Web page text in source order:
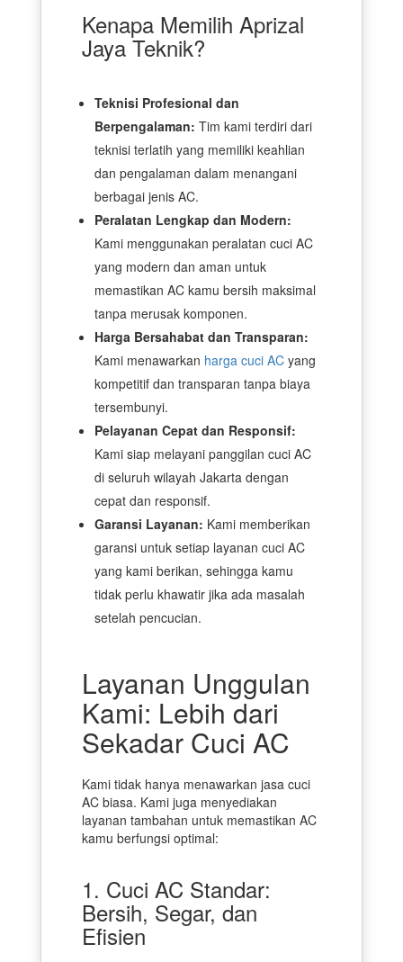
Kenapa Memilih Aprizal
Jaya Teknik?
Teknisi Profesional dan
Berpengalaman: Tim kami terdiri dari
teknisi terlatih yang memiliki keahlian
dan pengalaman dalam menangani
berbagai jenis AC.
Peralatan Lengkap dan Modern:
Kami menggunakan peralatan cuci AC
yang modern dan aman untuk
memastikan AC kamu bersih maksimal
tanpa merusak komponen.
Harga Bersahabat dan Transparan:
Kami menawarkan harga cuci ACyang
kompetitif dan transparan tanpa biaya
tersembunyi.
Pelayanan Cepat dan Responsif:
Kami siap melayani panggilan cuci AC
di seluruh wilayah Jakarta dengan
cepat dan responsif.
Garansi Layanan: Kami memberikan
garansi untuk setiap layanan cuci AC
yang kami berikan, sehingga kamu
tidak perlu khawatir jika ada masalah
setelah pencucian.
Layanan Unggulan
Kami: Lebih dari
Sekadar Cuci AC
Kami tidak hanya menawarkan jasa cuci
AC biasa. Kami juga menyediakan
layanan tambahan untuk memastikan AC
kamu berfungsi optimal:
1. Cuci AC Standar:
Bersih, Segar, dan
Efisien